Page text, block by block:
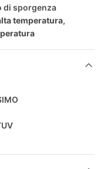
di sporgenza
temperatura,